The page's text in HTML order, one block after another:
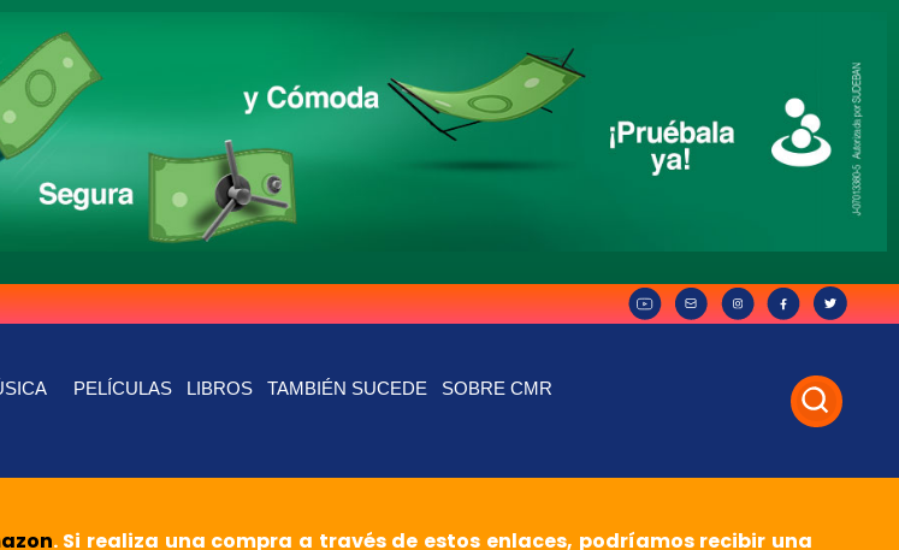
PELÍCULAS LIBROS TAMBIÉN SUCEDE SOBRE CMR
. Si realiza una compra a través de estos enlaces, podríamos recibir una